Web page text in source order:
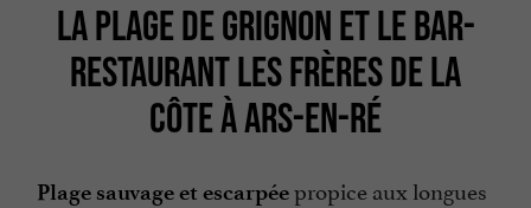
LA PLAGE DE GRIGNON ET LE BAR-
RESTAURANT LES FRÈRES DE LA
CÔTE À ARS-EN-RÉ
Plage sauvage et escarpéepropice aux longues